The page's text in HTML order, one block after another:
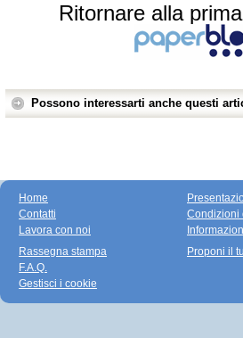
Ritornare alla
Possono interessarti anche questi
Home
Contatti
Lavora con noi
Condizioni
Rassegna stampa
F.A.Q.
Gestisci i cookie
Proponi il